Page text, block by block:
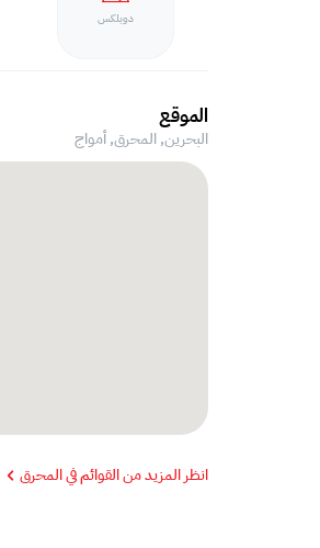
دوبلكس
الموقع
البحرين, المحرق,أمواج
انظر المزيد من القوائم في المحرق